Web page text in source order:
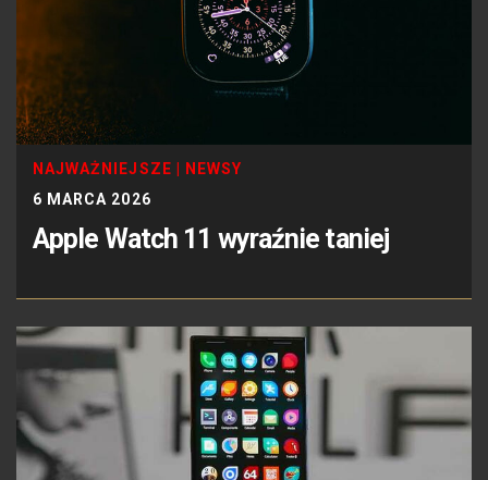
NAJWAŻNIEJSZE
NEWSY
6 MARCA 2026
Apple Watch 11 wyraźnie taniej